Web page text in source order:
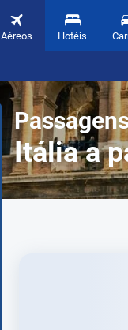
Aéreos Hotéis
Itália a